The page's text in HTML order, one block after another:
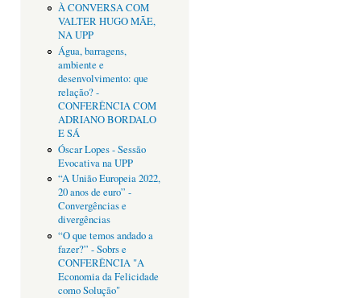
À CONVERSA COM
VALTER HUGO MÃE,
NA UPP
Água, barragens,
ambiente e
desenvolvimento: que
relação? -
CONFERÊNCIA COM
ADRIANO BORDALO
E SÁ
Óscar Lopes - Sessão
Evocativa na UPP
“A União Europeia 2022,
20 anos de euro” -
Convergências e
divergências
“O que temos andado a
fazer?” - Sobrs e
CONFERÊNCIA "A
Economia da Felicidade
como Solução"